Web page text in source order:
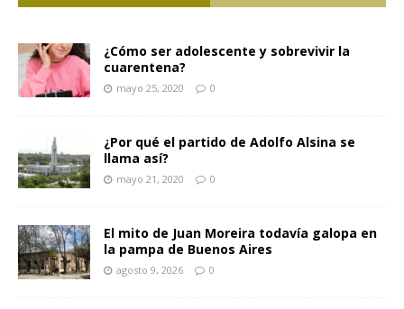
¿Cómo ser adolescente y sobrevivir la
cuarentena?
mayo 25, 2020 0
¿Por qué el partido de Adolfo Alsina se
llama así?
mayo 21, 2020 0
El mito de Juan Moreira todavía galopa en
la pampa de Buenos Aires
agosto 9, 2026 0